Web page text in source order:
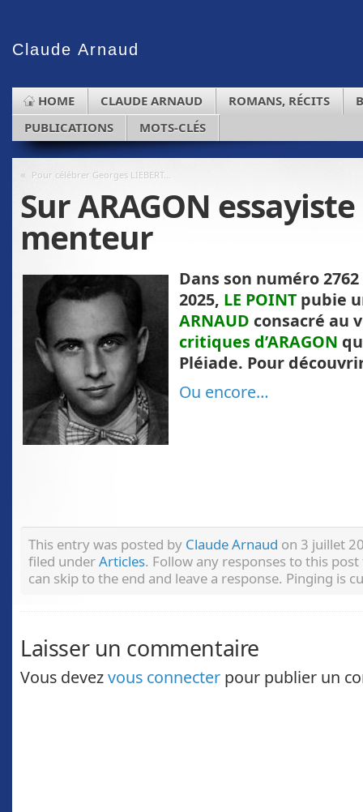
Claude Arnaud
HOME CLAUDE ARNAUD ROMANS, RÉCITS
PUBLICATIONS
MOTS-CLÉS
« Pour célébrer Georges LIEBERT…
Sur ARAGON
menteur
Dans son numéro
2025, LE POINT pubie
ARNAUD consacré au
critiques d’ARAGON
Pléiade. Pour
Ou encore…
This entry was posted by Claude Arnaud on 3 juillet
filed underArticles. Follow any responses to this
can skip to the end and leave a response. Pinging is
Laisser un commentaire
Vous devezvous connecter pour publier un